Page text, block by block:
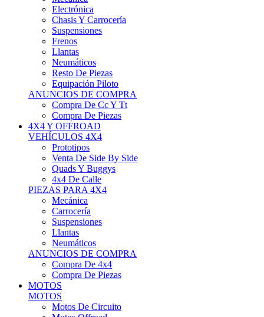
Electrónica
Chasis Y Carrocería
Suspensiones
Frenos
Llantas
Neumáticos
Resto De Piezas
Equipación Piloto
ANUNCIOS DE COMPRA
Compra De Cc Y Tt
Compra De Piezas
4X4 Y OFFROAD
VEHÍCULOS 4X4
Prototipos
Venta De Side By Side
Quads Y Buggys
4x4 De Calle
PIEZAS PARA 4X4
Mecánica
Carrocería
Suspensiones
Llantas
Neumáticos
ANUNCIOS DE COMPRA
Compra De 4x4
Compra De Piezas
MOTOS
MOTOS
Motos De Circuito